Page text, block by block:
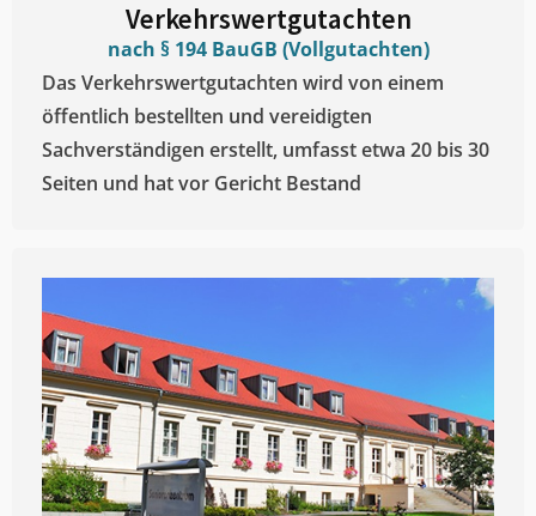
Verkehrswertgutachten
nach § 194 BauGB (Vollgutachten)
Das Verkehrswertgutachten wird von einem
öffentlich bestellten und vereidigten
Sachverständigen erstellt, umfasst etwa 20 bis 30
Seiten und hat vor Gericht Bestand